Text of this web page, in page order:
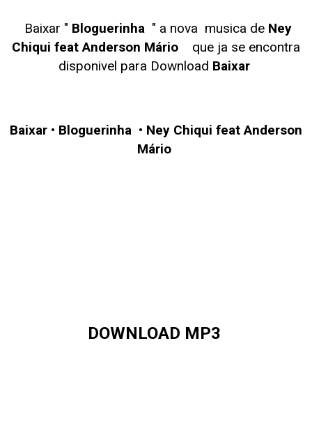
Baixar " Bloguerinha " a nova musica de Ney
Chiqui feat Anderson Mário
que ja se encontra
disponivel para Download Baixar
Baixar • Bloguerinha • Ney Chiqui feat Anderson
Mário
DOWNLOAD MP3